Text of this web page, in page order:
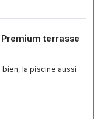
terrasse
la piscine aussi